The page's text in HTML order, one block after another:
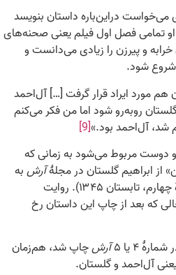
دراین‌باره داستان بنویسد
تمامی فصل اول فیلم یعنی صحنه‌های
و پیرزن را زیادی می‌دانست و
شروع شود.
مورد ایراد قرار گرفت […] آل‌احمد
روبه‌رو شود اما من فکر می‌کنم
شد، آل‌احمد بود.»[9]
دوست مربوط می‌شود به زمانی که
از ابراهیم گلستان در مجلهٔآرشبه
انتشار می‌رسد (دورهٔ دوم، شمارهٔ چهارم، تابستان ۱۳۴۵). روایت
که بعد از چاپ این داستان رخ
۴ یا ۵ آرشچاپ شد، هم‌زمان
آل‌احمد و گلستان.